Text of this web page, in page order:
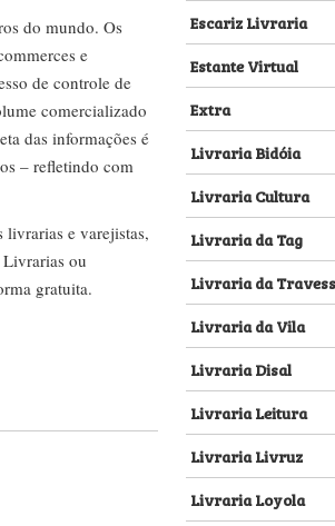
do mundo. Os
e
de controle de
comercializado
das informações é
– refletindo com
livrarias e varejistas,
Livrarias ou
gratuita.
Escariz Livraria
Estante Virtual
Extra
Livraria Bidóia
Livraria Cultura
Livraria da Tag
Livraria da
Livraria da Vila
Livraria Disal
Livraria Leitura
Livraria Livruz
Livraria Loyola